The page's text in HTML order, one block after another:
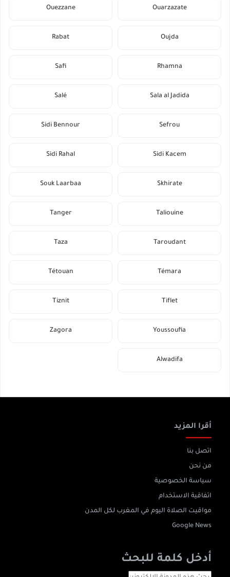
Ouarzazate
Ouezzane
Oujda
Rabat
Rhamna
Safi
Sala al Jadida
Salé
Sefrou
Sidi Bennour
Sidi Kacem
Sidi Rahal
Skhirate
Souk Laarbaa
Taliouine
Tanger
Taroudant
Taza
Témara
Tétouan
Tiflet
Tiznit
Youssoufia
Zagora
Alwadifa
أقرا المزيد
اتصل بنا
من نحن
سياسة الخصوصية
اتفاقية الاستخدام
مواقيت الصلاة اليوم في المغرب لكل المدن
Google News
أدخل كلمة للبحث